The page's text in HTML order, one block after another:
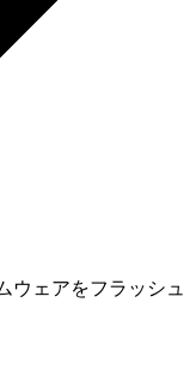
ウェアをフラッシュ